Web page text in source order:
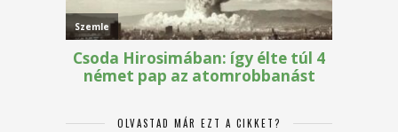
OLVASTAD MÁR EZT A CIKKET?